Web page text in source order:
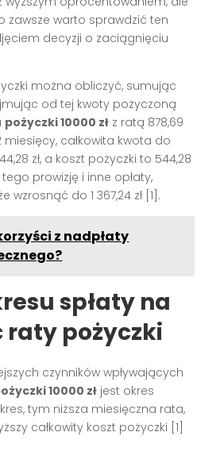
zawsze warto sprawdzić ten
decyzji o zaciągnięciu
można obliczyć, sumując
od tej kwoty pożyczoną
pożyczki 10000 zł z ratą 878,69
miesięcy, całkowita kwota do
zł, a koszt pożyczki to 544,28
prowizję i inne opłaty,
wzrosnąć do 1 367,24 zł [1].
z nadpłaty
spłaty na
raty pożyczki
czynników wpływających
10000 zł jest okres
tym niższa miesięczna rata,
całkowity koszt pożyczki [1]